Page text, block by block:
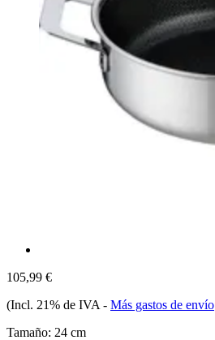
105,99 €
(Incl. 21% de IVA - Más gastos de envío
Tamaño: 24 cm